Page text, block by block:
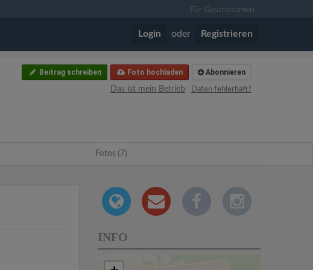
Für Gastronomen
Login oder Registrieren
Abonnieren
Foto hochladen
Beitrag schreiben
Daten fehlerhaft?
Das ist mein Betrieb
Fotos (7)
INFO